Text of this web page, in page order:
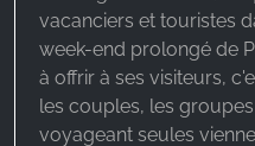
vacanciers et touristes
week-end prolongé de
à offrir à ses visiteurs,
les couples, les
voyageant seules